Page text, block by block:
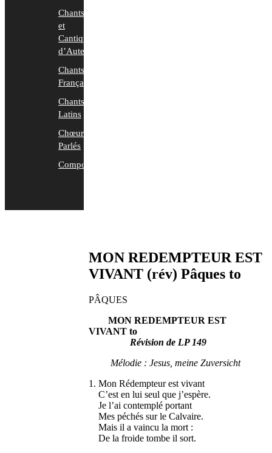
MON REDEMPTEUR EST
VIVANT (rév) Pâques to
PÂQUES
MON REDEMPTEUR EST
VIVANT to
Révision de LP 149
Mélodie : Jesus, meine Zuversicht
1. Mon Rédempteur est vivant
C’est en lui seul que j’espère.
Je l’ai contemplé portant
Mes péchés sur le Calvaire.
Mais il a vaincu la mort :
De la froide tombe il sort.
Chants
et
Cantiques
d’Auteurs
Chants
Français
Chants
Latins
Chœurs
Parlés
Compositions